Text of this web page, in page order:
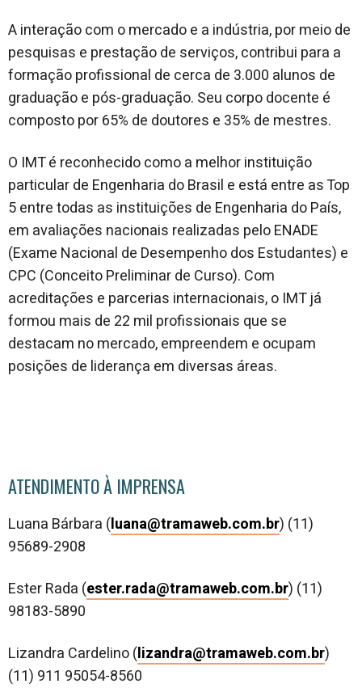
A interação com o mercado e a indústria, por meio de
pesquisas e prestação de serviços, contribui para a
formação profissional de cerca de 3.000 alunos de
graduação e pós-graduação. Seu corpo docente é
composto por 65% de doutores e 35% de mestres.
O IMT é reconhecido como a melhor instituição
particular de Engenharia do Brasil e está entre as Top
5 entre todas as instituições de Engenharia do País,
em avaliações nacionais realizadas pelo ENADE
(Exame Nacional de Desempenho dos Estudantes) e
CPC (Conceito Preliminar de Curso). Com
acreditações e parcerias internacionais, o IMT já
formou mais de 22 mil profissionais que se
destacam no mercado, empreendem e ocupam
posições de liderança em diversas áreas.
ATENDIMENTO À IMPRENSA
Luana Bárbara (luana@tramaweb.com.br) (11)
95689-2908
Ester Rada (ester.rada@tramaweb.com.br) (11)
98183-5890
Lizandra Cardelino (lizandra@tramaweb.com.br)
(11) 911 95054-8560